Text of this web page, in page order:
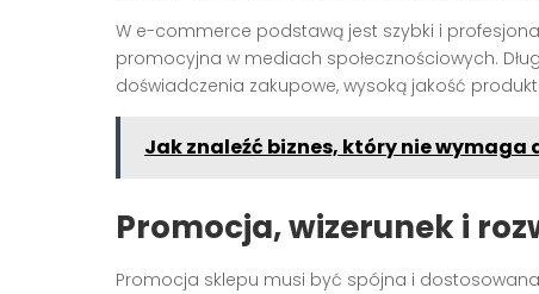
W e-commerce podstawą jest szybki i
promocyjna w mediach społecznościowych.
doświadczenia zakupowe, wysoką jakość
Jak znaleźć biznes, który nie wymaga
Promocja, wizerunek i
Promocja sklepu musi być spójna i